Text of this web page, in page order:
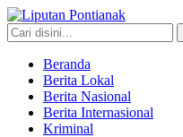
Liputan Pontianak
Berita Terkini dan TerUpdate
Beranda
Berita Lokal
Berita Nasional
Berita Internasional
Kriminal